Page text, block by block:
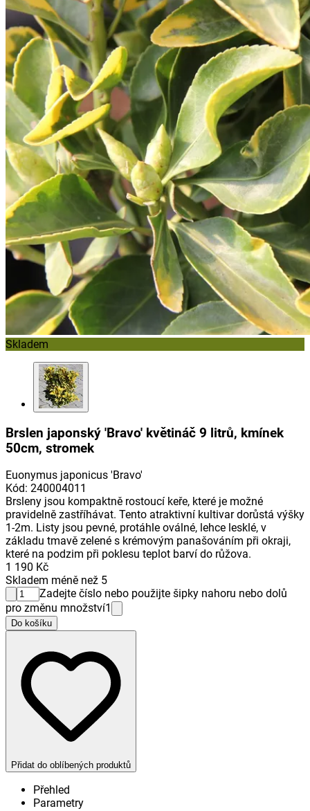
Skladem
Brslen japonský 'Bravo' květináč 9 litrů, kmínek
50cm, stromek
Euonymus japonicus 'Bravo'
Kód: 240004011
Brsleny jsou kompaktně rostoucí keře, které je možné
pravidelně zastříhávat. Tento atraktivní kultivar dorůstá výšky
1-2m. Listy jsou pevné, protáhle oválné, lehce lesklé, v
základu tmavě zelené s krémovým panašováním při okraji,
které na podzim při poklesu teplot barví do růžova.
1 190 Kč
Skladem méně než 5
Zadejte číslo nebo použijte šipky nahoru nebo dolů
pro změnu množství1
Do košíku
Přidat do oblíbených produktů
Přehled
Parametry